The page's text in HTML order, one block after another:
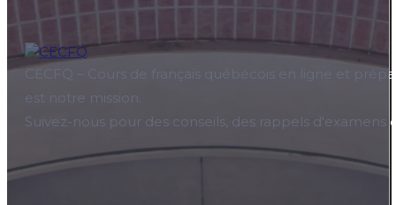
CECFQ – Cours de français québécois en ligne et
est notre mission.
Suivez-nous pour des conseils, des rappels d'examens